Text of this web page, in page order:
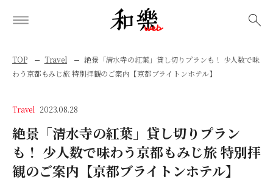
TOP Travel
絶景「清水寺の紅葉」貸し切りプランも！ 少人数で味
わう京都もみじ旅 特別拝観のご案内【京都ブライトンホテル】
Travel 2023.08.28
絶景「清水寺の紅葉」貸し切りプラン
も！ 少人数で味わう京都もみじ旅 特別拝
観のご案内【京都ブライトンホテル】